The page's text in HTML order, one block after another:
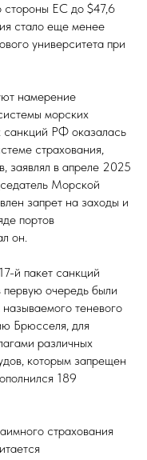
стороны ЕС до $47,6
стало еще менее
университета при
намерение
морских
санкций РФ оказалась
страхования,
заявлял в апреле 2025
Морской
запрет на заходы и
портов
он.
й пакет санкций
очередь были
теневого
Брюсселя, для
различных
которым запрещен
189
страхования